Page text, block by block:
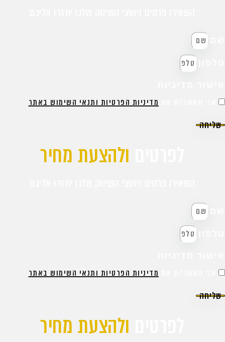
אני מאשר/ת את
מדיניות הפרטיות ותנאי השימוש באתר
שליחה
ולהצעת מחיר
אני מאשר/ת את
מדיניות הפרטיות ותנאי השימוש באתר
שליחה
ולהצעת מחיר